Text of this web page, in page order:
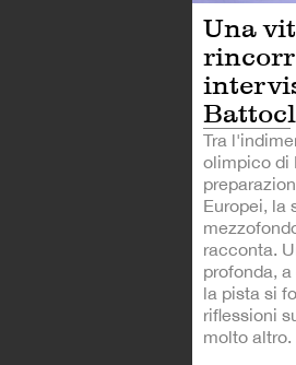
Una
Tra
olimpico di
Europei, la
racconta.
profonda,
la pista si
riflessioni
molto altro.